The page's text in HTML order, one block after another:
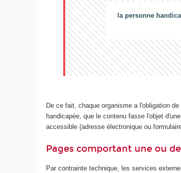
la personne
De ce fait, chaque organisme a l'obligation
handicapée, que le contenu fasse l'objet
accessible (adresse électronique ou
Pages comportant une ou
Par contrainte technique, les services